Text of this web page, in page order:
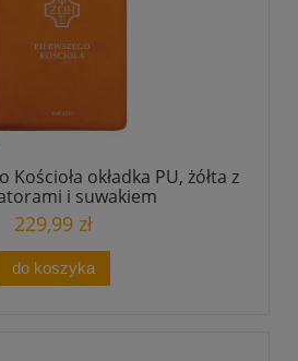
okładka PU, żółta z
i suwakiem
229,99 zł
do koszyka